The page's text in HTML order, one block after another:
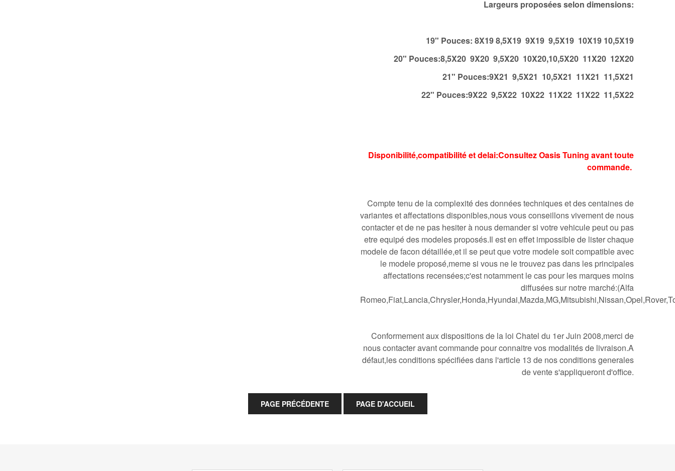
Largeurs proposées selon dimensions:
19" Pouces: 8X19 8,5X19 9X19 9,5X19 10X19 10,5X19
20" Pouces:8,5X20 9X20 9,5X20 10X20,10,5X20 11X20 12X20
21" Pouces:9X21 9,5X21 10,5X21 11X21 11,5X21
22" Pouces:9X22 9,5X22 10X22 11X22 11X22 11,5X22
Disponibilité,compatibilité et delai:Consultez Oasis Tuning avant toute
commande.
Compte tenu de la complexité des données techniques et des centaines de
variantes et affectations disponibles,nous vous conseillons vivement de nous
contacter et de ne pas hesiter à nous demander si votre vehicule peut ou pas
etre equipé des modeles proposés.Il est en effet impossible de lister chaque
modele de facon détaillée,et il se peut que votre modele soit compatible avec
le modele proposé,meme si vous ne le trouvez pas dans les principales
affectations recensées;c'est notamment le cas pour les marques moins
diffusées sur notre marché:(Alfa
Conformement aux dispositions de la loi Chatel du 1er Juin 2008,merci de
nous contacter avant commande pour connaitre vos modalités de livraison.A
défaut,les conditions spécifiées dans l'article 13 de nos conditions generales
de vente s'appliqueront d'office.